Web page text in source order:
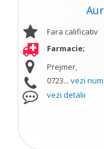
Fara calificativ
Farmacie;
Prejmer,
0723... vezi
vezi detalii